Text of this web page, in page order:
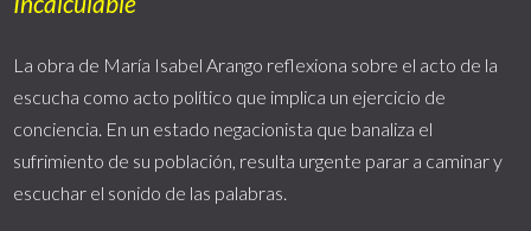
La obra de María Isabel Arango reflexiona sobre el acto de la
escucha como acto político que implica un ejercicio de
conciencia. En un estado negacionista que banaliza el
sufrimiento de su población, resulta urgente parar a caminar y
escuchar el sonido de las palabras.